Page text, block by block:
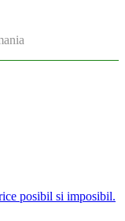
posibil si imposibil.